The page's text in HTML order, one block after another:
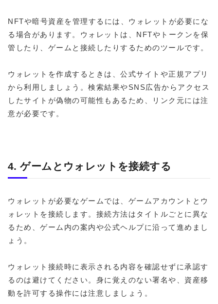
NFTや暗号資産を管理するには、ウォレットが必要にな
る場合があります。ウォレットは、NFTやトークンを保
管したり、ゲームと接続したりするためのツールです。
ウォレットを作成するときは、公式サイトや正規アプリ
から利用しましょう。検索結果やSNS広告からアクセス
したサイトが偽物の可能性もあるため、リンク元には注
意が必要です。
4. ゲームとウォレットを接続する
ウォレットが必要なゲームでは、ゲームアカウントとウ
ォレットを接続します。接続方法はタイトルごとに異な
るため、ゲーム内の案内や公式ヘルプに沿って進めまし
ょう。
ウォレット接続時に表示される内容を確認せずに承認す
るのは避けてください。身に覚えのない署名や、資産移
動を許可する操作には注意しましょう。